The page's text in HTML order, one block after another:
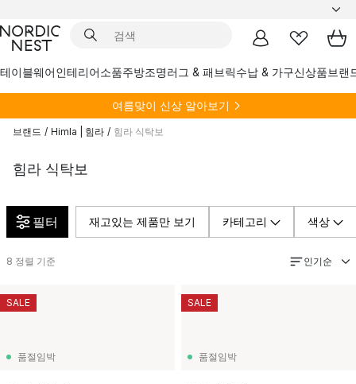
테이블웨어인테리어소품주방조명러그 & 패브릭수납 & 가구신상품브랜
여름맞이 신상 알아보기
브랜드 / Himla | 힘라 / 힘라 식탁보
힘라 식탁보
필터 재고있는 제품만 보기 카테고리 색상
8 정렬 기준 인기순
품절임박
SALE
품절임박
SALE